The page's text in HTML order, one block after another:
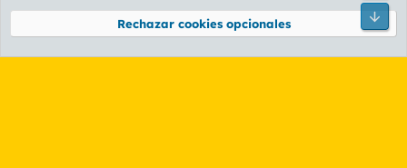
Community platform by XenForo® © 2010-2026 XenForo Ltd.
Rechazar cookies opcionales
Pie